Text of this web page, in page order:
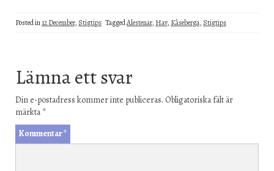
Posted in12 December, Stigtips TaggedAlestenar, Hav, Kåseberga, Stigtips
Lämna ett svar
Din e-postadress kommer inte publiceras. Obligatoriska fält är
märkta *
Kommentar*